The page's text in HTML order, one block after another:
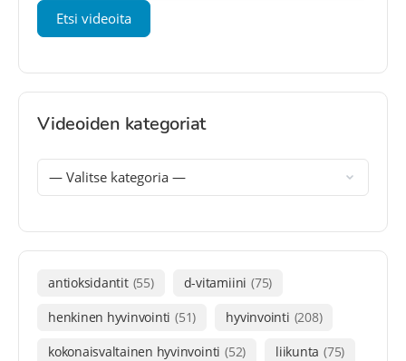
Videoiden kategoriat
antioksidantit (55) d-vitamiini (75)
henkinen hyvinvointi (51) hyvinvointi (208)
kokonaisvaltainen hyvinvointi (52) liikunta (75)